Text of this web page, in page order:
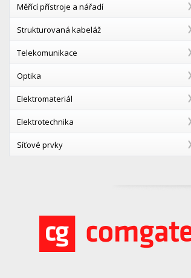
Měřící přístroje a nářadí
Strukturovaná kabeláž
Telekomunikace
Optika
Elektromateriál
Elektrotechnika
Síťové prvky